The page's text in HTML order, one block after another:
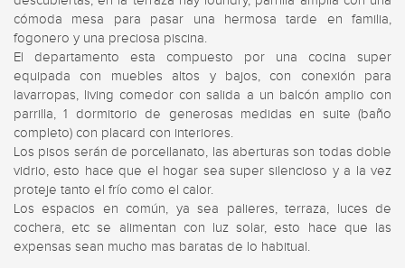
cómoda mesa para pasar una hermosa tarde en familia,
fogonero y una preciosa piscina.
El departamento esta compuesto por una cocina super
equipada con muebles altos y bajos, con conexión para
lavarropas, living comedor con salida a un balcón amplio con
parrilla, 1 dormitorio de generosas medidas en suite (baño
completo) con placard con interiores.
Los pisos serán de porcellanato, las aberturas son todas doble
vidrio, esto hace que el hogar sea super silencioso y a la vez
proteje tanto el frío como el calor.
Los espacios en común, ya sea palieres, terraza, luces de
cochera, etc se alimentan con luz solar, esto hace que las
expensas sean mucho mas baratas de lo habitual.